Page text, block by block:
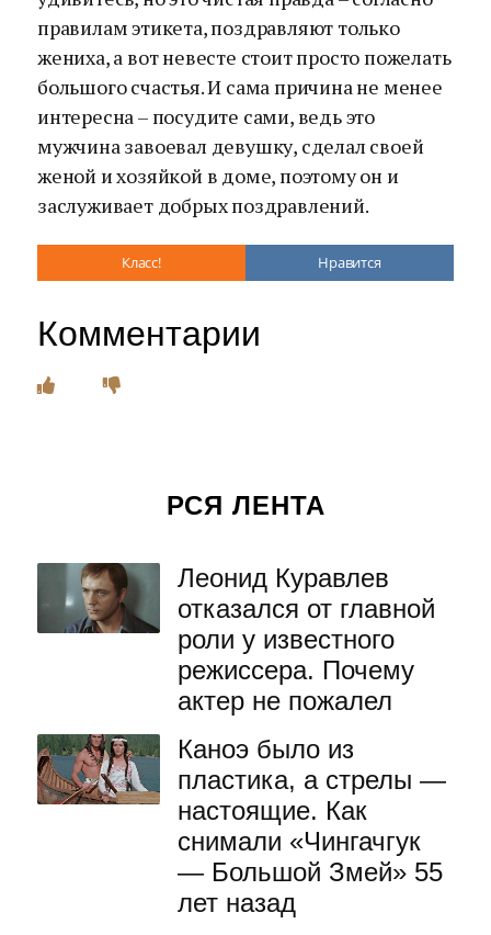
правилам этикета, поздравляют только
жениха, а вот невесте стоит просто пожелать
большого счастья. И сама причина не менее
интересна – посудите сами, ведь это
мужчина завоевал девушку, сделал своей
женой и хозяйкой в доме, поэтому он и
заслуживает добрых поздравлений.
Класс! Нравится
Комментарии
РСЯ ЛЕНТА
Леонид Куравлев
отказался от главной
роли у известного
режиссера. Почему
актер не пожалел
Каноэ было из
пластика, а стрелы —
настоящие. Как
снимали «Чингачгук
— Большой Змей» 55
лет назад